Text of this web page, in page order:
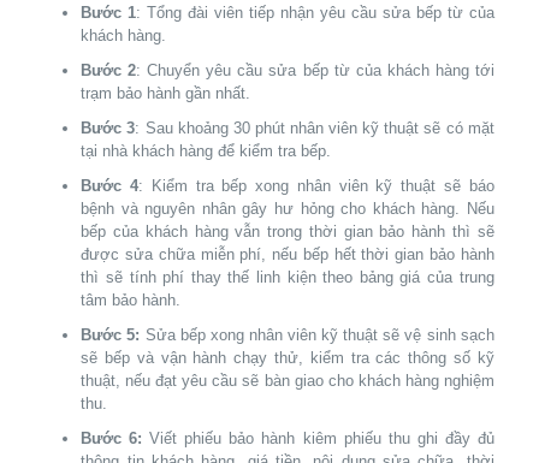
Bước 1: Tổng đài viên tiếp nhận yêu cầu sửa bếp từ của
khách hàng.
Bước 2: Chuyển yêu cầu sửa bếp từ của khách hàng tới
trạm bảo hành gần nhất.
Bước 3: Sau khoảng 30 phút nhân viên kỹ thuật sẽ có mặt
tại nhà khách hàng để kiểm tra bếp.
Bước 4: Kiểm tra bếp xong nhân viên kỹ thuật sẽ báo
bệnh và nguyên nhân gây hư hỏng cho khách hàng. Nếu
bếp của khách hàng vẫn trong thời gian bảo hành thì sẽ
được sửa chữa miễn phí, nếu bếp hết thời gian bảo hành
thì sẽ tính phí thay thế linh kiện theo bảng giá của trung
tâm bảo hành.
Bước 5: Sửa bếp xong nhân viên kỹ thuật sẽ vệ sinh sạch
sẽ bếp và vận hành chạy thử, kiểm tra các thông số kỹ
thuật, nếu đạt yêu cầu sẽ bàn giao cho khách hàng nghiệm
thu.
Bước 6: Viết phiếu bảo hành kiêm phiếu thu ghi đầy đủ